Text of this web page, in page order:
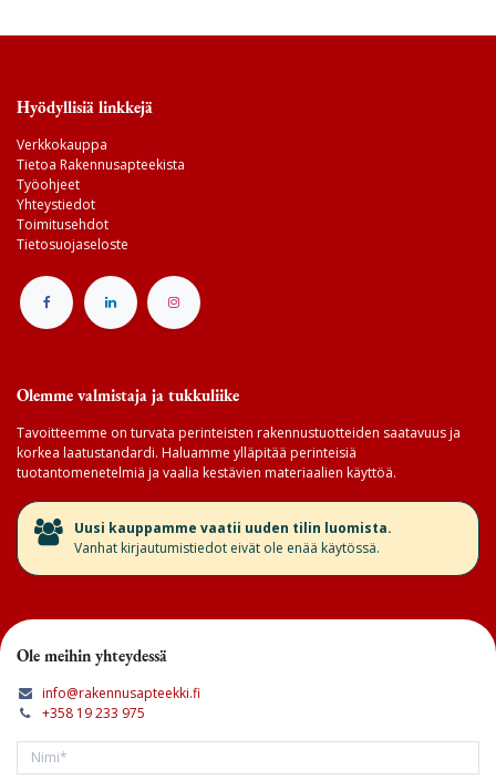
Hyödyllisiä linkkejä
Verkkokauppa
Tietoa Rakennusapteekista
Työohjeet
Yhteystiedot
Toimitusehdot
Tietosuojaseloste
Olemme valmistaja ja tukkuliike
Tavoitteemme on turvata perinteisten rakennustuotteiden saatavuus ja
korkea laatustandardi. Haluamme ylläpitää perinteisiä
tuotantomenetelmiä ja vaalia kestävien materiaalien käyttöä.
​Uusi kauppamme vaatii uuden tilin luomista.
Vanhat kirjautumistiedot eivät ole enää käytössä.
Ole meihin yhteydessä
info@rakennusapteekki.fi
+358 19 233 975